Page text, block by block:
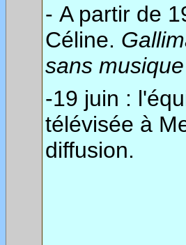
- A partir de
Céline.
sans
-19 juin :
télévisée à
diffusion.